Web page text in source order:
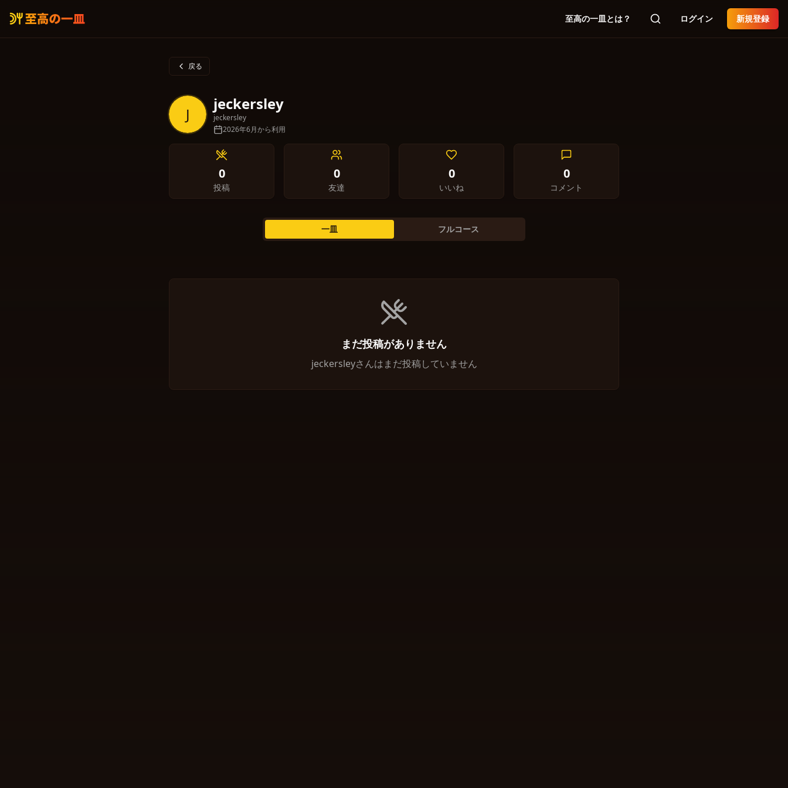
至高の一皿とは？ ログイン 新規登録
戻る
J
jeckersley
jeckersley
2026年6月から利用
0
投稿
0
友達
0
いいね
0
コメント
一皿 フルコース
まだ投稿がありません
jeckersleyさんはまだ投稿していません